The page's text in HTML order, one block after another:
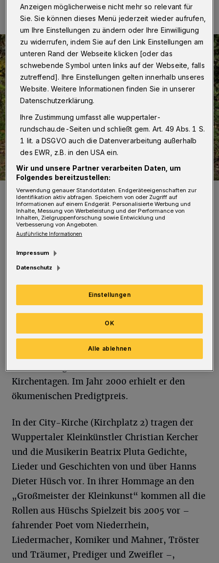
Der Wuppertaler Kleinkünstler Christian Kercher.
Foto: Bettina Henn
H üsch war nicht nur ein scharfsinniger
gegen kleinbürgerliches Spießertum und
Rechtsradikalismus wandte, sondern auch ein
tief im Glauben verwurzelter Christ. Der
Protestant sprach ohne missionarischen Eifer
vom christlichen Glauben, stieg auch als
Kirchentagen. Im Jahr 2000 erhielt er den
ökumenischen Predigtpreis.
In der City-Kirche (Kirchplatz 2) tragen der
Wuppertaler Kleinkünstler Christian Kercher
und die Musikerin Beatrix Pluta Gedichte,
Lieder und Geschichten von und über Hanns
Dieter Hüsch vor. In ihrer Hommage an den
„Großmeister der Kleinkunst“ kommen all die
Rollen aus Hüschs Spielzeit bis 2005 vor –
fahrender Poet vom Niederrhein,
Liedermacher, Komiker und Mahner, Tröster
und Träumer, Prediger und Zweifler –,
Anzeigen möglicherweise nicht mehr so relevant für
Sie. Sie können dieses Menü jederzeit wieder aufrufen,
um Ihre Einstellungen zu ändern oder Ihre Einwilligung
zu widerrufen, indem Sie auf den Link Einstellungen am
unteren Rand der Webseite klicken [oder das
schwebende Symbol unten links auf der Webseite, falls
zutreffend]. Ihre Einstellungen gelten innerhalb unseres
Website. Weitere Informationen finden Sie in unserer
Datenschutzerklärung.
Ihre Zustimmung umfasst alle wuppertaler-
rundschau.de-Seiten und schließt gem. Art. 49 Abs. 1 S.
1 lit. a DSGVO auch die Datenverarbeitung außerhalb
des EWR, z.B. in den USA ein.
Wir und unsere Partner verarbeiten Daten, um
Folgendes bereitzustellen:
Verwendung genauer Standortdaten. Endgeräteeigenschaften zur
Identifikation aktiv abfragen. Speichern von oder Zugriff auf
Informationen auf einem Endgerät. Personalisierte Werbung und
Inhalte, Messung von Werbeleistung und der Performance von
Inhalten, Zielgruppenforschung sowie Entwicklung und
Verbesserung von Angeboten.
Ausführliche Informationen
Impressum
Datenschutz
Einstellungen
Alle ablehnen
OK